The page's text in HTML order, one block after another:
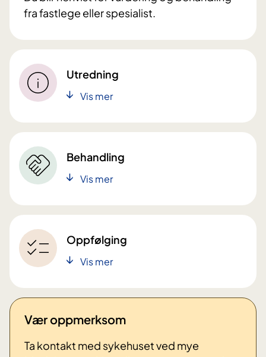
fra fastlege eller spesialist.
Utredning
Vis mer
Behandling
Vis mer
Oppfølging
Vis mer
Vær oppmerksom
Ta kontakt med sykehuset ved mye